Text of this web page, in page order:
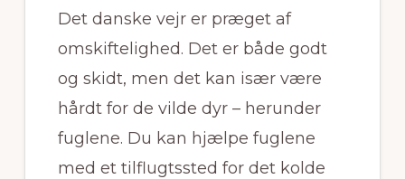
Det danske vejr er præget af
omskiftelighed. Det er både godt
og skidt, men det kan især være
hårdt for de vilde dyr – herunder
fuglene. Du kan hjælpe fuglene
med et tilflugtssted for det kolde